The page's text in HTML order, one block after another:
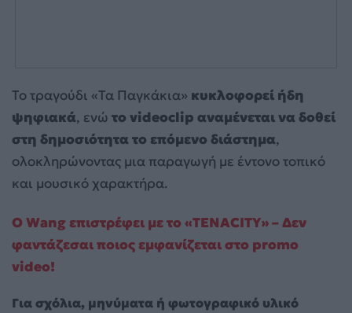
Το τραγούδι «Τα Παγκάκια» κυκλοφορεί ήδη
ψηφιακά, ενώ το videoclip αναμένεται να δοθεί
στη δημοσιότητα το επόμενο διάστημα,
ολοκληρώνοντας μια παραγωγή με έντονο τοπικό
και μουσικό χαρακτήρα.
Ο Wang επιστρέφει με το «TENACITY» – Δεν
φαντάζεσαι ποιος εμφανίζεται στο promo
video!
Για σχόλια, μηνύματα ή φωτογραφικό υλικό